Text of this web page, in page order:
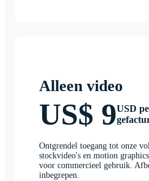
Alleen video
US$ 9USD
Ontgrendel toegang tot onze
stockvideo's en motion
voor commercieel gebruik.
inbegrepen.